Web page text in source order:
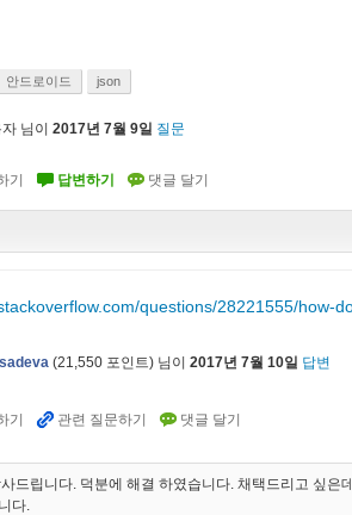
안드로이드 json
자 님이 2017년 7월 9일 질문
questions/28221555/how-
sadeva (21,550 포인트) 님이 2017년 7월 10일 답변
드립니다. 덕분에 해결 하였습니다. 채택드리고 싶
다.